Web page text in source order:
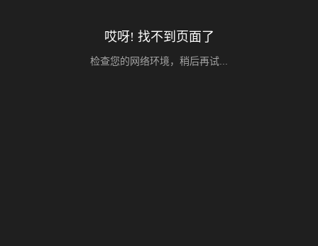
哎呀! 找不到页面了
检查您的网络环境，稍后再试...